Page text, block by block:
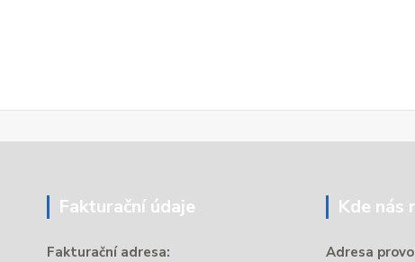
Fakturační údaje
Fakturační adresa:
Kde nás
Adresa